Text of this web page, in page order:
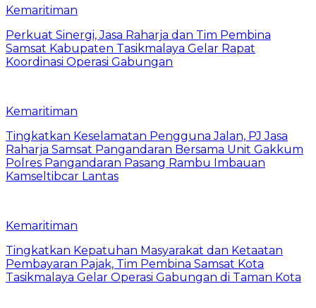
Kemaritiman
Perkuat Sinergi, Jasa Raharja dan Tim Pembina
Samsat Kabupaten Tasikmalaya Gelar Rapat
Koordinasi Operasi Gabungan
Kemaritiman
Tingkatkan Keselamatan Pengguna Jalan, PJ Jasa
Raharja Samsat Pangandaran Bersama Unit Gakkum
Polres Pangandaran Pasang Rambu Imbauan
Kamseltibcar Lantas
Kemaritiman
Tingkatkan Kepatuhan Masyarakat dan Ketaatan
Pembayaran Pajak, Tim Pembina Samsat Kota
Tasikmalaya Gelar Operasi Gabungan di Taman Kota